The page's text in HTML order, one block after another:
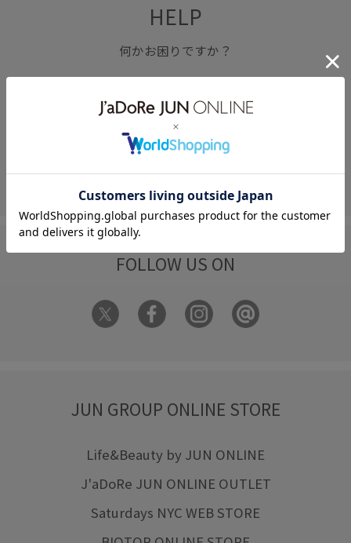
HELP
何かお困りですか？
FAQ
お問い合わせ
フォーム
FOLLOW US ON
JUN GROUP ONLINE STORE
Life&Beauty by JUN ONLINE
J'aDoRe JUN ONLINE OUTLET
Saturdays NYC WEB STORE